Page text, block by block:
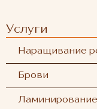
Услуги
Наращивание
Брови